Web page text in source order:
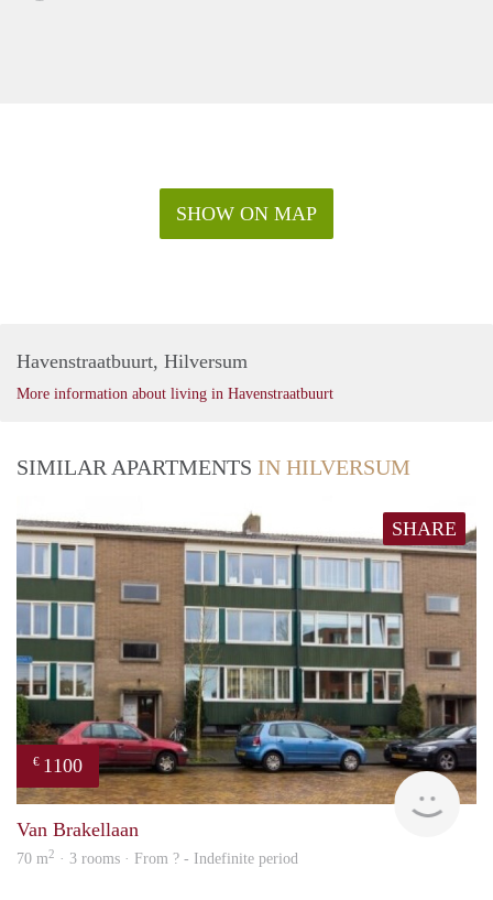
SHOW ON MAP
Havenstraatbuurt, Hilversum
More information about living in Havenstraatbuurt
SIMILAR APARTMENTS IN HILVERSUM
SHARE
€ 1100
Van Brakellaan
70 m2 · 3 rooms · From ? - Indefinite period